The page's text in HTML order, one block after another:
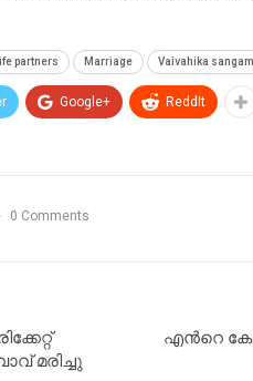
Life partners Marriage Vaivahika
Google+ ReddIt
0 Comments
മരിച്ചു
എന്‍റെ